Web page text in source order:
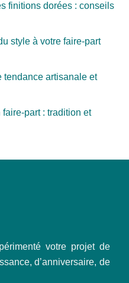
finitions dorées : conseils
style à votre faire-part
tendance artisanale et
part : tradition et
votre projet de
d’anniversaire, de